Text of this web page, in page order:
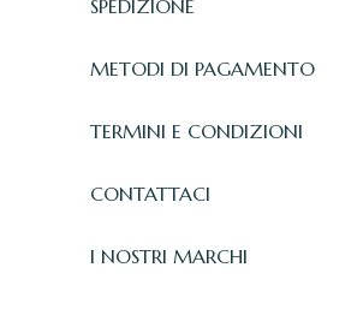
SPEDIZIONE
METODI DI PAGAMENTO
TERMINI E CONDIZIONI
CONTATTACI
I NOSTRI MARCHI